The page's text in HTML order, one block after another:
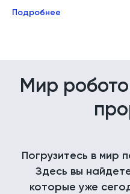
Подробнее
Мир
Погрузитесь в мир
Здесь вы
которые уже